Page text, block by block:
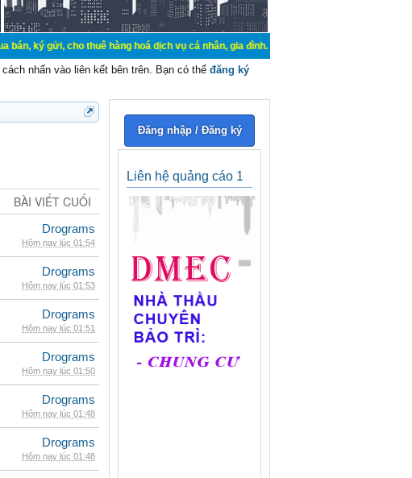
thuê hàng hoá dịch vụ cá nhân, gia đình. Mua bán, ký gửi, cho thuê thiết bị hệ
cách nhấn vào liên kết bên trên. Bạn có thể đăng ký
BÀI VIẾT CUỐI
Drograms
Hôm nay lúc 01:54
Drograms
Hôm nay lúc 01:53
Drograms
Hôm nay lúc 01:51
Drograms
Hôm nay lúc 01:50
Drograms
Hôm nay lúc 01:48
Drograms
Hôm nay lúc 01:48
Đăng nhập / Đăng ký
Liên hệ quảng cáo 1